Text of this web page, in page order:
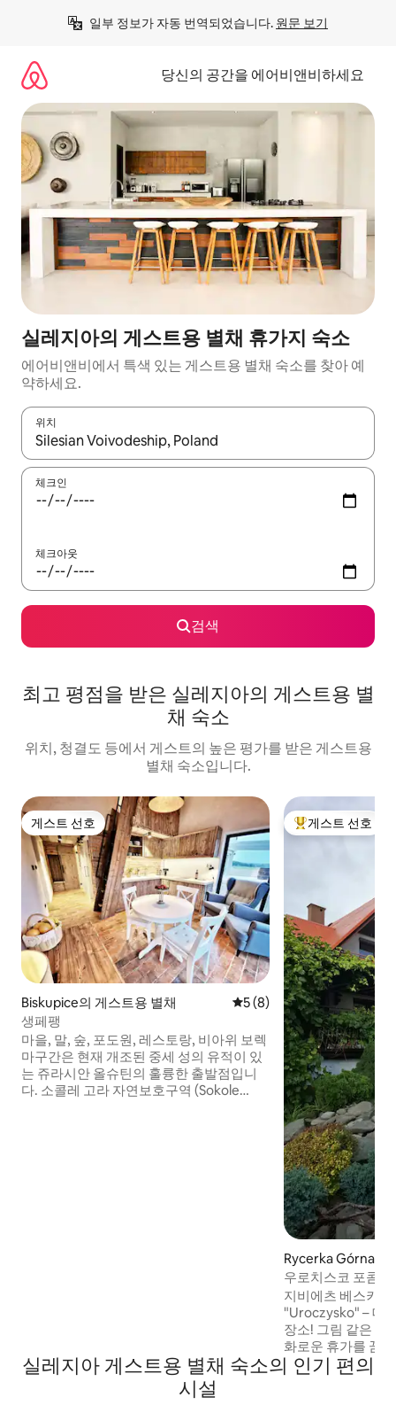
일부 정보가 자동 번역되었습니다. 원문 보기
당신의 공간을 에어비앤비하세요
실레지아의 게스트용 별채 휴가지 숙소
에어비앤비에서 특색 있는 게스트용 별채 숙소를 찾아 예
약하세요.
위치
결과가 나오면 위·아래 화살표 키를 사용하거나 터치 또는 스와이
체크인
체크아웃
검색
최고 평점을 받은 실레지아의 게스트용 별
채 숙소
위치, 청결도 등에서 게스트의 높은 평가를 받은 게스트용
별채 숙소입니다.
게스트 선호
게스트 선호
Biskupice의 게스트용 별채 평점 5점(5점 만점), 후기 8
5 (8)
생페팽
마을, 말, 숲, 포도원, 레스토랑, 비아위 보렉
마구간은 현재 개조된 중세 성의 유적이 있
는 쥬라시안 올슈틴의 훌륭한 출발점입니
다. 소콜레 고라 자연보호구역 (Sokole
상위 게스트 선호
게스트 선호
Rycerka Górna의
우로치스코 포콤
지비에츠 베스키
"Uroczysko" – 대
장소! 그림 같은 베
화로운 휴가를 꿈
나 가족을 위한 넓
가요? 저희 전원주
실레지아 게스트용 별채 숙소의 인기 편의
시설